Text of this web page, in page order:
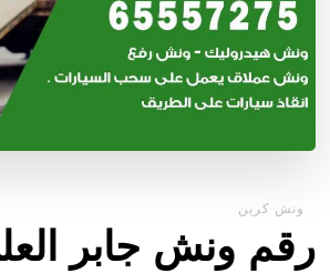
ونش كرين
رقم ونش جابر